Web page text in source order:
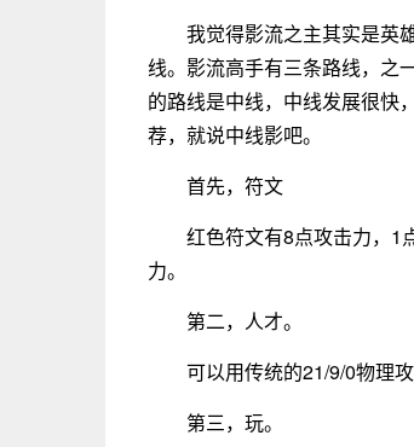
我觉得影流之主其实是英
线。影流高手有三条路线，之
的路线是中线，中线发展很快
荐，就说中线影吧。
首先，符文
红色符文有8点攻击力，1
力。
第二，人才。
可以用传统的21/9/0物理攻
第三，玩。